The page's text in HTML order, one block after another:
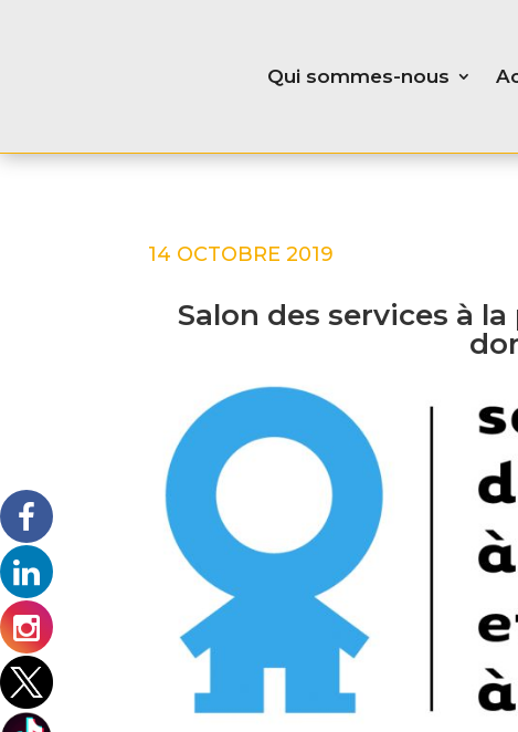
Qui sommes-nous
14 OCTOBRE 2019
Salon des services à